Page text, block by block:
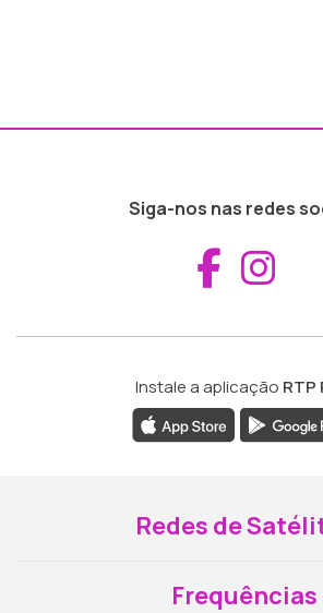
Siga-nos nas redes
Instale a aplicação RTP
Redes de
Frequências